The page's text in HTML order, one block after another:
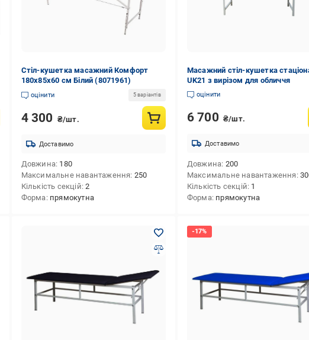
Стіл-кушетка масажний Комфорт
180х85х60 см Білий (8071961)
оцінити 5 варіантів
4 300 ₴/шт.
Доставимо
Довжина 180
Максимальне навантаження 250
Кількість секцій 2
Форма прямокутна
Масажний стіл-кушетка
UK21 з вирізом для обличчя
оцінити
6 700 ₴/шт.
Доставимо
Довжина 200
Максимальне навантаження
Кількість секцій 1
Форма прямокутна